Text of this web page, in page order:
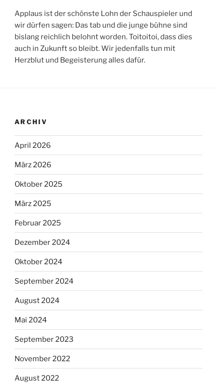
Applaus ist der schönste Lohn der Schauspieler und
wir dürfen sagen: Das tab und die junge bühne sind
bislang reichlich belohnt worden. Toitoitoi, dass dies
auch in Zukunft so bleibt. Wir jedenfalls tun mit
Herzblut und Begeisterung alles dafür.
ARCHIV
April 2026
März 2026
Oktober 2025
März 2025
Februar 2025
Dezember 2024
Oktober 2024
September 2024
August 2024
Mai 2024
September 2023
November 2022
August 2022